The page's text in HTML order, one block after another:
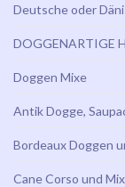
Deutsche oder
DOGGENARTIGE
Doggen Mixe
Antik Dogge,
Bordeaux Doggen
Cane Corso und